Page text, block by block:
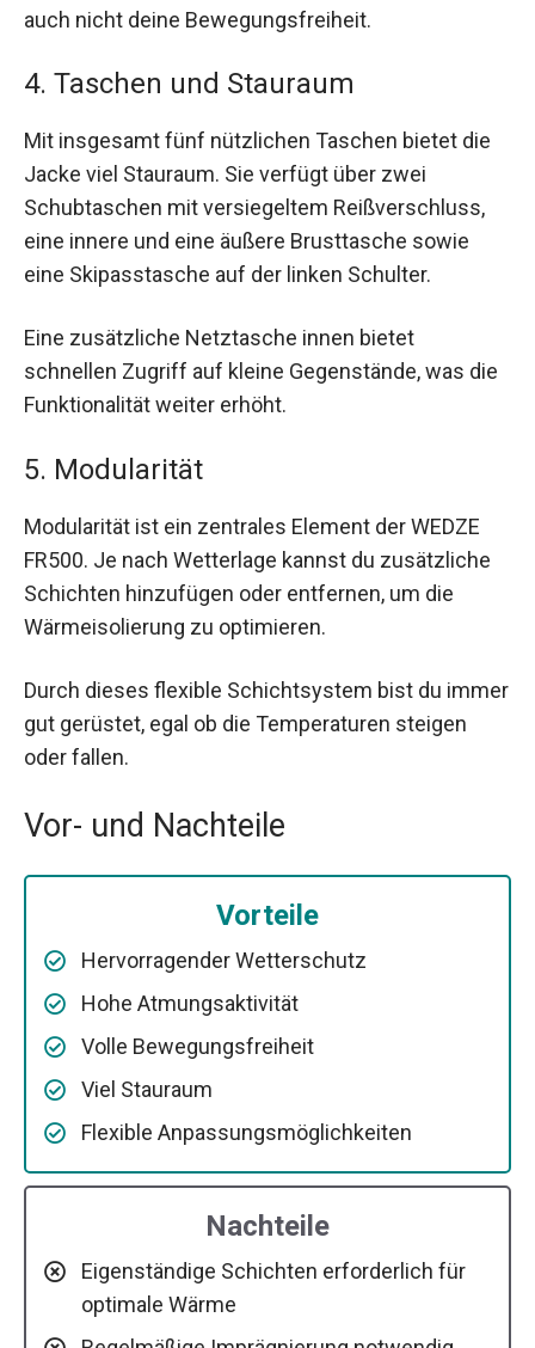
auch nicht deine Bewegungsfreiheit.
4. Taschen und Stauraum
Mit insgesamt fünf nützlichen Taschen bietet die
Jacke viel Stauraum. Sie verfügt über zwei
Schubtaschen mit versiegeltem Reißverschluss,
eine innere und eine äußere Brusttasche sowie
eine Skipasstasche auf der linken Schulter.
Eine zusätzliche Netztasche innen bietet
schnellen Zugriff auf kleine Gegenstände, was die
Funktionalität weiter erhöht.
5. Modularität
Modularität ist ein zentrales Element der WEDZE
FR500. Je nach Wetterlage kannst du zusätzliche
Schichten hinzufügen oder entfernen, um die
Wärmeisolierung zu optimieren.
Durch dieses flexible Schichtsystem bist du immer
gut gerüstet, egal ob die Temperaturen steigen
oder fallen.
Vor- und Nachteile
Vorteile
Hervorragender Wetterschutz
Hohe Atmungsaktivität
Volle Bewegungsfreiheit
Viel Stauraum
Flexible Anpassungsmöglichkeiten
Nachteile
Eigenständige Schichten erforderlich für
optimale Wärme